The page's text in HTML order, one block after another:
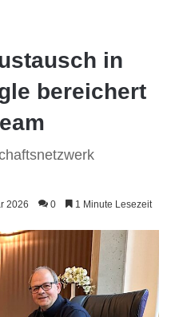
in
bereichert
2026 0 1 Minute Lesezeit